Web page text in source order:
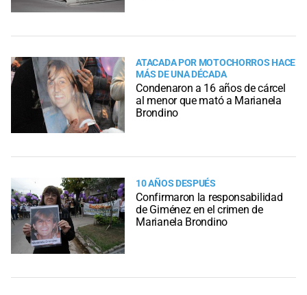
ATACADA POR MOTOCHORROS HACE
MÁS DE UNA DÉCADA
Condenaron a 16 años de cárcel
al menor que mató a Marianela
Brondino
10 AÑOS DESPUÉS
Confirmaron la responsabilidad
de Giménez en el crimen de
Marianela Brondino